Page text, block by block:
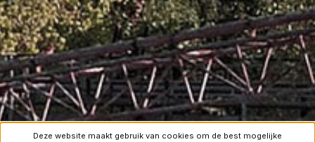
Deze website maakt gebruik van cookies om de best mogelijke